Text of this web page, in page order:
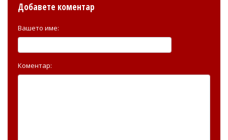
Добавете коментар
Вашето име:
Коментар: